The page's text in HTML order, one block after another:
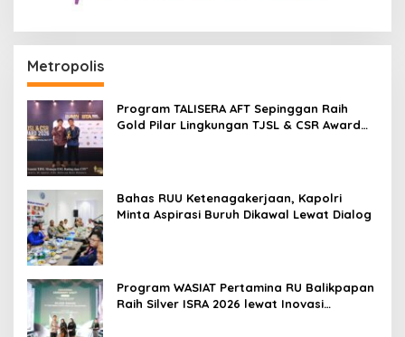
Metropolis
Program TALISERA AFT Sepinggan Raih
Gold Pilar Lingkungan TJSL & CSR Award
Bahas RUU Ketenagakerjaan, Kapolri
Minta Aspirasi Buruh Dikawal Lewat Dialog
Program WASIAT Pertamina RU Balikpapan
Raih Silver ISRA 2026 lewat Inovasi